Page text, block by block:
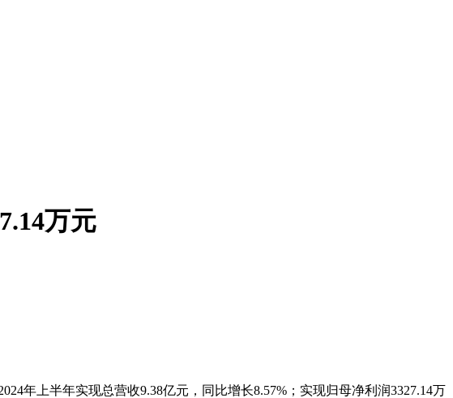
万元
年上半年实现总营收9.38亿元，同比增长8.57%；实现归母净利润3327.14万